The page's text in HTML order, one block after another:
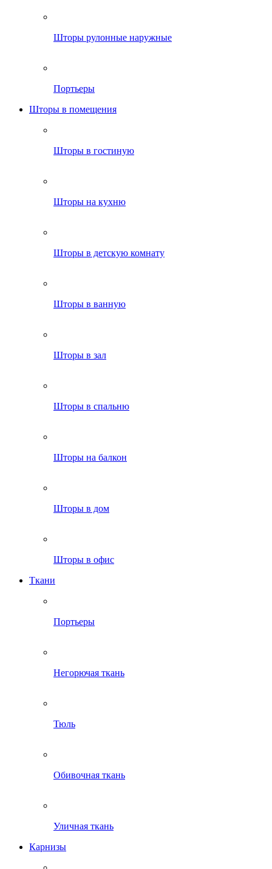
Шторы рулонные наружные
Портьеры
Шторы в помещения
Шторы в гостиную
Шторы на кухню
Шторы в детскую комнату
Шторы в ванную
Шторы в зал
Шторы в спальню
Шторы на балкон
Шторы в дом
Шторы в офис
Ткани
Портьеры
Негорючая ткань
Тюль
Обивочная ткань
Уличная ткань
Карнизы